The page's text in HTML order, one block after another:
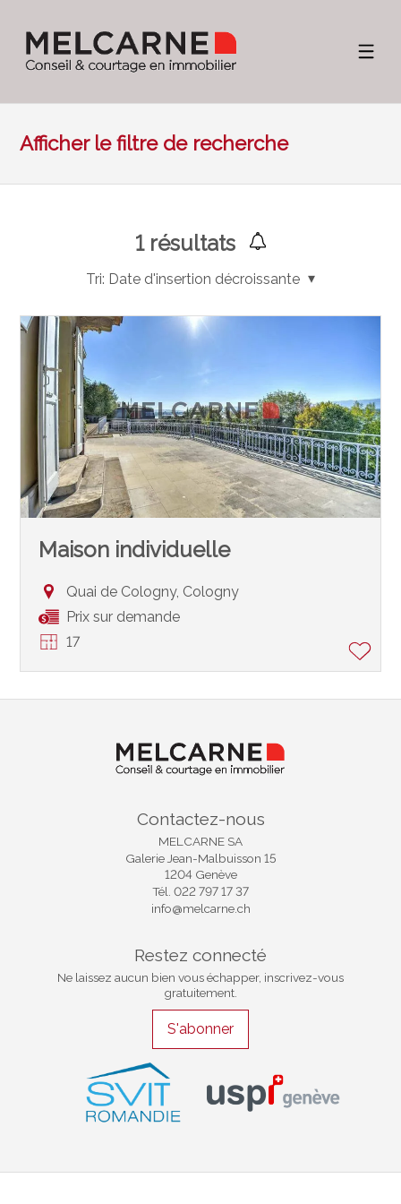
Afficher le filtre de recherche
1résultats
Tri: Date d'insertion décroissante
Maison individuelle
Quai de Cologny, Cologny
Prix sur demande
17
Contactez-nous
MELCARNE SA
Galerie Jean-Malbuisson 15
1204 Genève
Tél. 022 797 17 37
info@melcarne.ch
Restez connecté
Ne laissez aucun bien vous échapper, inscrivez-vous
gratuitement.
S'abonner